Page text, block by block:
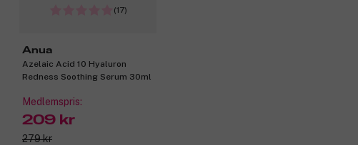
(17)
Anua
Azelaic Acid 10 Hyaluron
Redness Soothing Serum 30ml
Medlemspris:
209 kr
279 kr